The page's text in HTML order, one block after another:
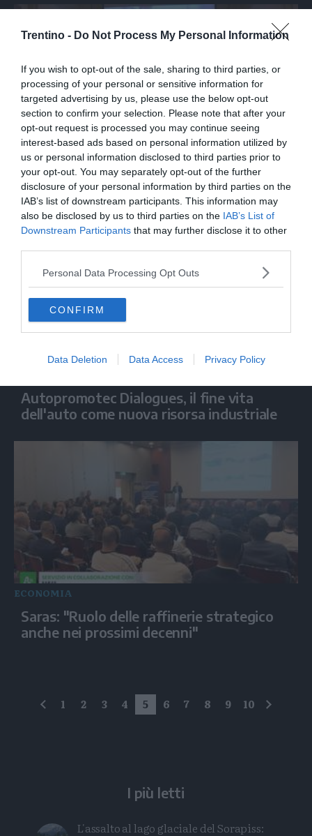
Trentino - Do Not Process My Personal Information
If you wish to opt-out of the sale, sharing to third parties, or
processing of your personal or sensitive information for
targeted advertising by us, please use the below opt-out
section to confirm your selection. Please note that after your
opt-out request is processed you may continue seeing
interest-based ads based on personal information utilized by
us or personal information disclosed to third parties prior to
your opt-out. You may separately opt-out of the further
disclosure of your personal information by third parties on the
IAB’s list of downstream participants. This information may
also be disclosed by us to third parties on the IAB’s List of
Downstream Participants that may further disclose it to other
Personal Data Processing Opt Outs
CONFIRM
Data Deletion Data Access Privacy Policy
ECONOMIA
Assobirra, i consumi in Italia si
mantengono sopra i 21 milioni di ettolitri
Autopromotec Dialogues, il fine vita
dell'auto come nuova risorsa industriale
ECONOMIA
Saras: "Ruolo delle raffinerie strategico
anche nei prossimi decenni"
precedente
1 2 3 4 5 6 7 8 9 10
I più letti
L'assalto al lago glaciale del Sorapiss: